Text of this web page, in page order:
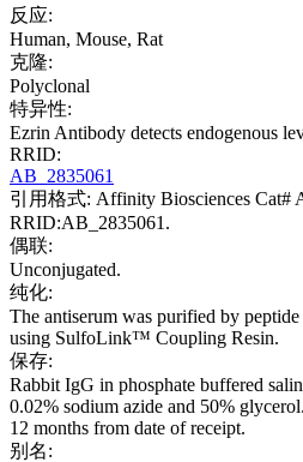
反应:
Human, Mouse, Rat
克隆:
Polyclonal
特异性:
Ezrin Antibody detects endogenous
RRID:
AB_2835061
引用格式: Affinity Biosciences Cat#
RRID:AB_2835061.
偶联:
Unconjugated.
纯化:
The antiserum was purified by
using SulfoLink™ Coupling Resin.
保存:
Rabbit IgG in phosphate buffered
0.02% sodium azide and 50%
12 months from date of receipt.
别名: